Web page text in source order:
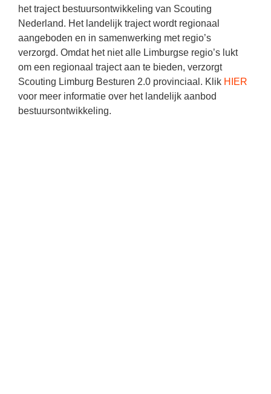
het traject bestuursontwikkeling van Scouting
Nederland. Het landelijk traject wordt regionaal
aangeboden en in samenwerking met regio’s
verzorgd. Omdat het niet alle Limburgse regio’s lukt
om een regionaal traject aan te bieden, verzorgt
Scouting Limburg Besturen 2.0 provinciaal. Klik HIER
voor meer informatie over het landelijk aanbod
bestuursontwikkeling.